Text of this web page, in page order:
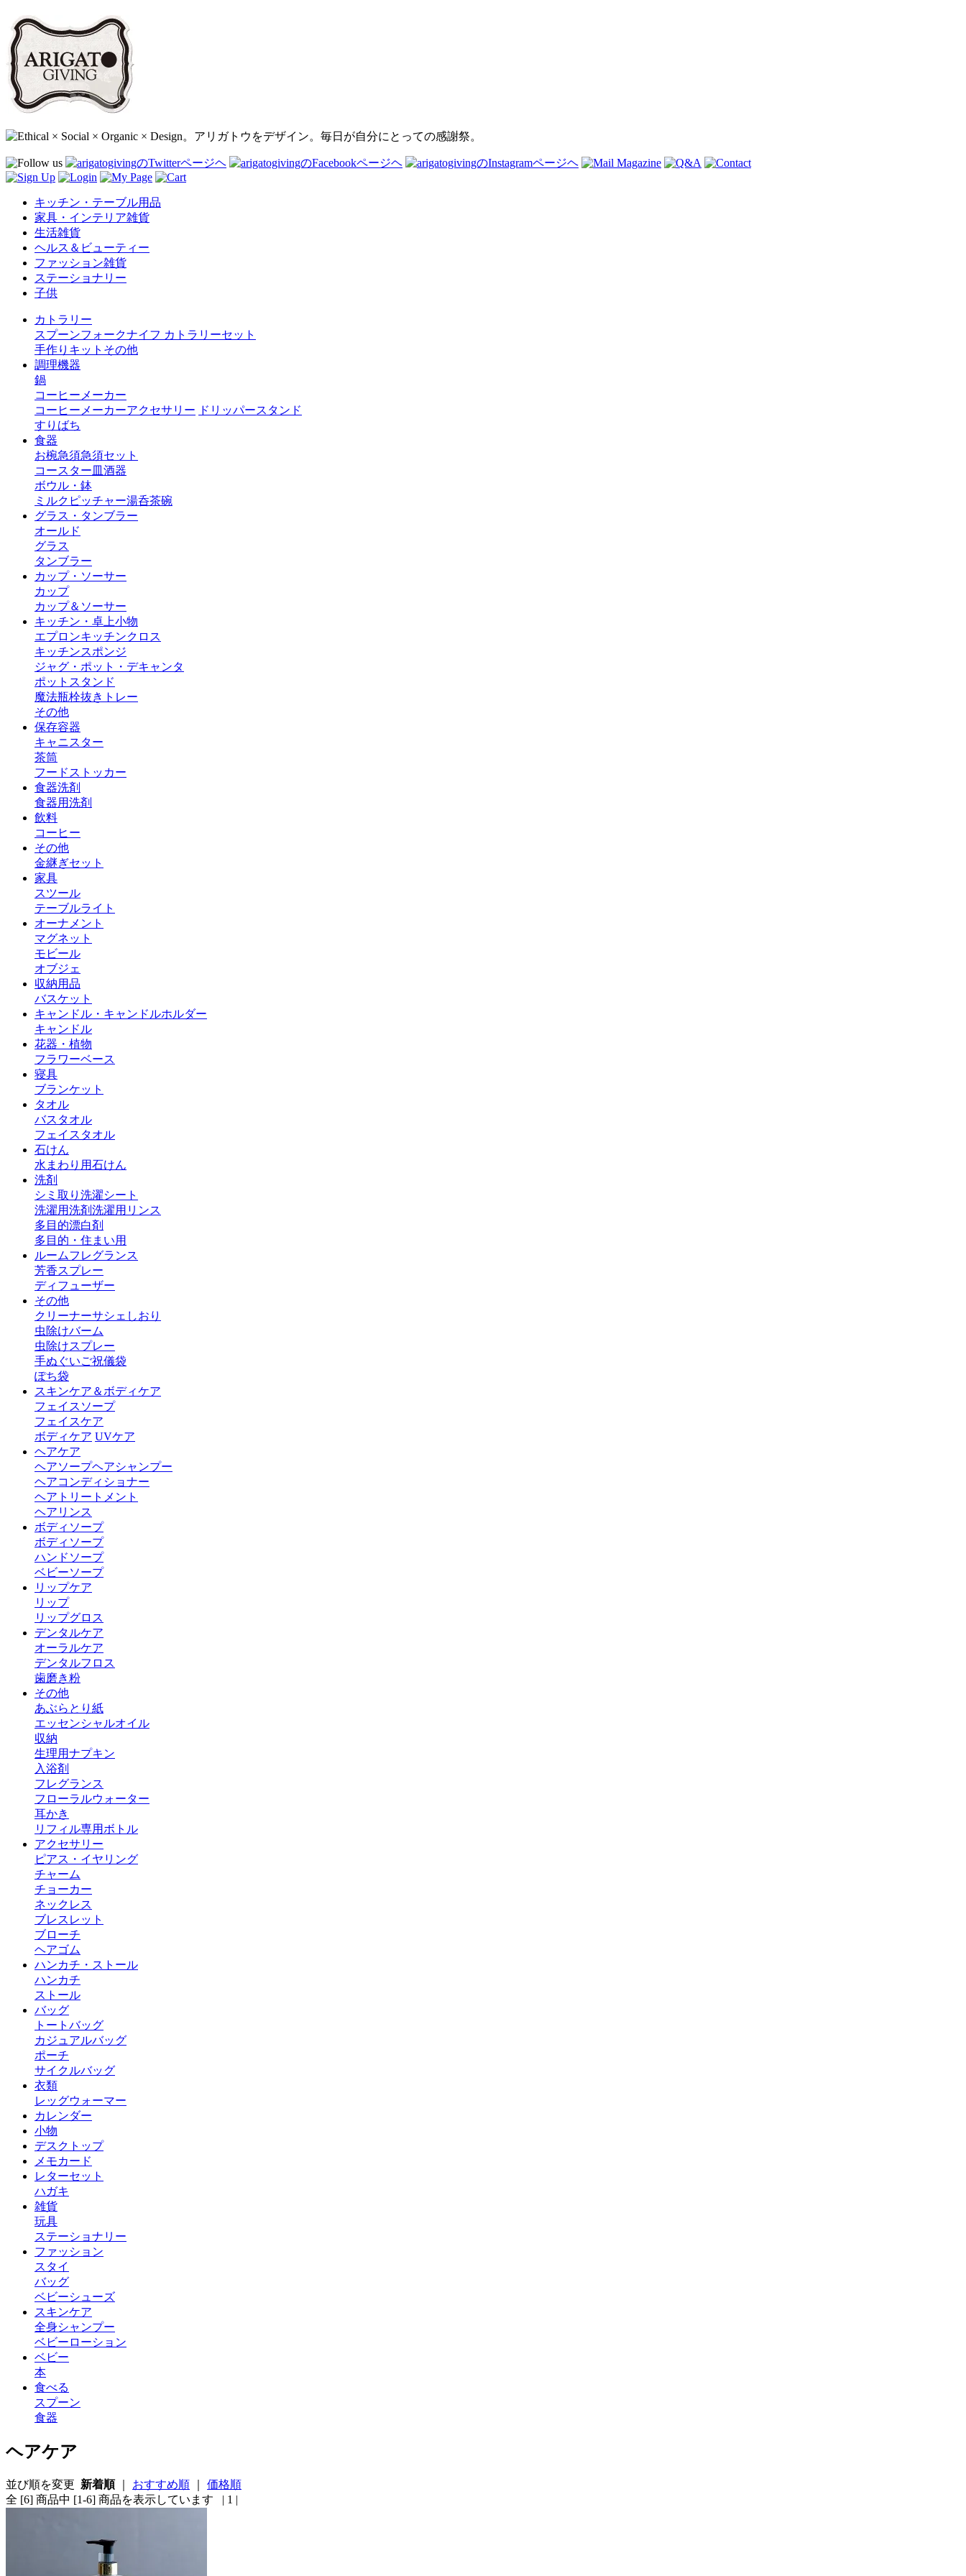
キッチン・テーブル用品
家具・インテリア雑貨
生活雑貨
ヘルス＆ビューティー
ファッション雑貨
ステーショナリー
子供
カトラリー
スプーンフォークナイフ カトラリーセット
手作りキット その他
調理機器
鍋
コーヒーメーカー
コーヒーメーカーアクセサリー ドリッパースタンド
すりばち
食器
お椀急須急須セット
コースター 皿 酒器
ボウル・鉢
ミルクピッチャー湯呑茶碗
グラス・タンブラー
オールド
グラス
タンブラー
カップ・ソーサー
カップ
カップ＆ソーサー
キッチン・卓上小物
エプロンキッチンクロス
キッチンスポンジ
ジャグ・ポット・デキャンタ
ポットスタンド
魔法瓶栓抜き トレー
その他
保存容器
キャニスター
茶筒
フードストッカー
食器洗剤
食器用洗剤
飲料
コーヒー
その他
金継ぎセット
家具
スツール
テーブルライト
オーナメント
マグネット
モビール
オブジェ
収納用品
バスケット
キャンドル・キャンドルホルダー
キャンドル
花器・植物
フラワーベース
寝具
ブランケット
タオル
バスタオル
フェイスタオル
石けん
水まわり用石けん
洗剤
シミ取り 洗濯シート
洗濯用洗剤洗濯用リンス
多目的漂白剤
多目的・住まい用
ルームフレグランス
芳香スプレー
ディフューザー
その他
クリーナーサシェ しおり
虫除けバーム
虫除けスプレー
手ぬぐいご祝儀袋
ぽち袋
スキンケア＆ボディケア
フェイスソープ
フェイスケア
ボディケア UVケア
ヘアケア
ヘアソープヘアシャンプー
ヘアコンディショナー
ヘアトリートメント
ヘアリンス
ボディソープ
ボディソープ
ハンドソープ
ベビーソープ
リップケア
リップ
リップグロス
デンタルケア
オーラルケア
デンタルフロス
歯磨き粉
その他
あぶらとり紙
エッセンシャルオイル
収納
生理用ナプキン
入浴剤
フレグランス
フローラルウォーター
耳かき
リフィル専用ボトル
アクセサリー
ピアス・イヤリング
チャーム
チョーカー
ネックレス
ブレスレット
ブローチ
ヘアゴム
ハンカチ・ストール
ハンカチ
ストール
バッグ
トートバッグ
カジュアルバッグ
ポーチ
サイクルバッグ
衣類
レッグウォーマー
カレンダー
小物
デスクトップ
メモカード
レターセット
ハガキ
雑貨
玩具
ステーショナリー
ファッション
スタイ
バッグ
ベビーシューズ
スキンケア
全身シャンプー
ベビーローション
ベビー
本
食べる
スプーン
食器
ヘアケア
並び順を変更 新着順｜ おすすめ順
価格順
全 [6] 商品中 [1-6] 商品を表示しています | 1 |